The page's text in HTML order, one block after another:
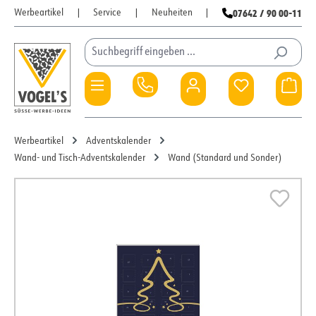
Zum Hauptinhalt springen
Werbeartikel Service Neuheiten 07642 / 90 00-11
Du hast 0
Werbeartikel
Adventskalender
Wand- und Tisch-Adventskalender
Wand (Standard und Sonder)